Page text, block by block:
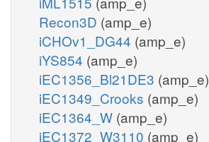
Recon3D (amp_e)
iCHOv1_DG44 (amp_e)
iYS854 (amp_e)
iEC1356_Bl21DE3 (amp_e)
iEC1349_Crooks (amp_e)
iEC1364_W (amp_e)
iEC1372_W3110 (amp_e)